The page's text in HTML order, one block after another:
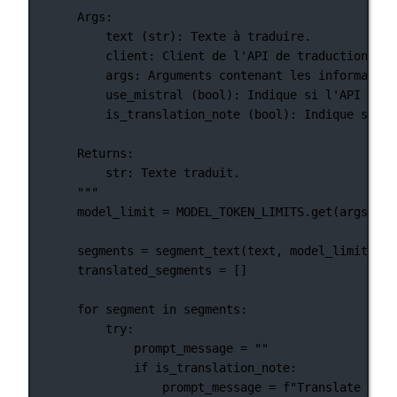
Args:
text (str): Texte à traduire.
client: Client de l'API de traduction
args: Arguments contenant les
use_mistral (bool): Indique si l'API
is_translation_note (bool): Indique si
Returns:
str: Texte traduit.
"""
model_limit = MODEL_TOKEN_LIMITS
segments = segment_text(text, model_limit)
translated_segments = []
for segment in segments:
try:
prompt_message =
""
if is_translation_note:
prompt_message = f"Translate